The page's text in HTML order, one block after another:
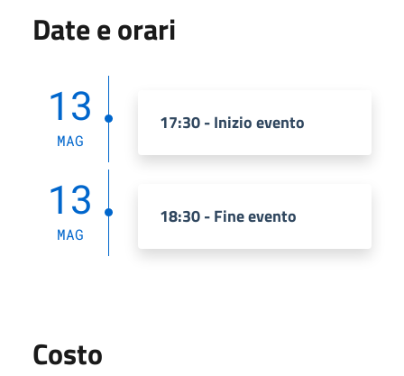
Date e orari
13
MAG
17:30 - Inizio evento
13
MAG
18:30 - Fine evento
Costo